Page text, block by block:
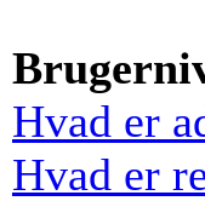
Hvad er
Hvad er